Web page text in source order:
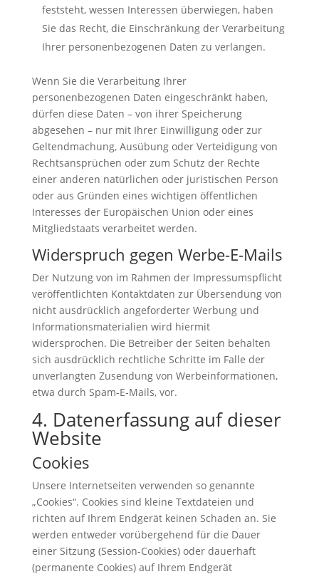
feststeht, wessen Interessen überwiegen, haben
Sie das Recht, die Einschränkung der Verarbeitung
Ihrer personenbezogenen Daten zu verlangen.
Wenn Sie die Verarbeitung Ihrer
personenbezogenen Daten eingeschränkt haben,
dürfen diese Daten – von ihrer Speicherung
abgesehen – nur mit Ihrer Einwilligung oder zur
Geltendmachung, Ausübung oder Verteidigung von
Rechtsansprüchen oder zum Schutz der Rechte
einer anderen natürlichen oder juristischen Person
oder aus Gründen eines wichtigen öffentlichen
Interesses der Europäischen Union oder eines
Mitgliedstaats verarbeitet werden.
Widerspruch gegen Werbe-E-Mails
Der Nutzung von im Rahmen der Impressumspflicht
veröffentlichten Kontaktdaten zur Übersendung von
nicht ausdrücklich angeforderter Werbung und
Informationsmaterialien wird hiermit
widersprochen. Die Betreiber der Seiten behalten
sich ausdrücklich rechtliche Schritte im Falle der
unverlangten Zusendung von Werbeinformationen,
etwa durch Spam-E-Mails, vor.
4. Datenerfassung auf dieser
Website
Cookies
Unsere Internetseiten verwenden so genannte
„Cookies“. Cookies sind kleine Textdateien und
richten auf Ihrem Endgerät keinen Schaden an. Sie
werden entweder vorübergehend für die Dauer
einer Sitzung (Session-Cookies) oder dauerhaft
(permanente Cookies) auf Ihrem Endgerät